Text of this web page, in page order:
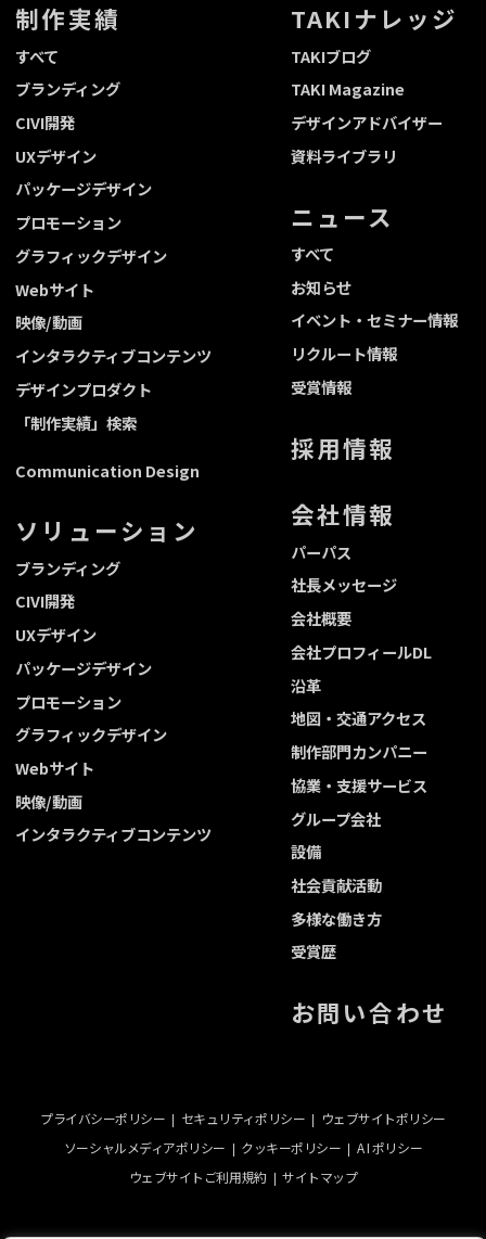
制作実績
すべて
ブランディング
CIVI開発
UXデザイン
パッケージデザイン
プロモーション
グラフィックデザイン
Webサイト
映像/動画
インタラクティブコンテンツ
デザインプロダクト
「制作実績」検索
Communication Design
ソリューション
ブランディング
CIVI開発
UXデザイン
パッケージデザイン
プロモーション
グラフィックデザイン
Webサイト
映像/動画
インタラクティブコンテンツ
TAKIナレッジ
TAKIブログ
TAKI Magazine
デザインアドバイザー
資料ライブラリ
ニュース
すべて
お知らせ
イベント・セミナー情報
リクルート情報
受賞情報
採用情報
会社情報
パーパス
社長メッセージ
会社概要
会社プロフィールDL
沿革
地図・交通アクセス
制作部門カンパニー
協業・支援サービス
グループ会社
設備
社会貢献活動
多様な働き方
受賞歴
お問い合わせ
プライバシーポリシー セキュリティポリシー
ウェブサイトポリシー
ソーシャルメディアポリシー
クッキーポリシー
A I ポリシー
ウェブサイトご利用規約
サイトマップ